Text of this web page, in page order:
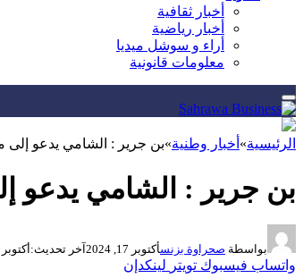
أخبار ثقافية
أخبار رياضية
أراء و سوشل ميديا
معلومات قانونية
الرئيسية» أخبار وطنية»بن جرير : الشامي يدعو إلى
بن جرير : الشامي يدعو
بواسطة صحراوة بزنسأكتوبر 17, 2024 آخر تحديث:أكتوبر 19, 2024
واتساب فيسبوك تويتر لينكدإن